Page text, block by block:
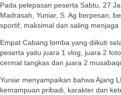
Pada pelepasan peserta Sabtu, 27
Madrasah, Yuniar, S. Ag berpesan,
sportif, maksimal dan saling menjaga
Empat Cabang lomba yang diikuti
peserta yaitu juara 1 vlog, juara 2
cermat tangkas dan juara 2
Yuniar menyampaikan bahwa Ajang
kemampuan pribadi, karakter dan